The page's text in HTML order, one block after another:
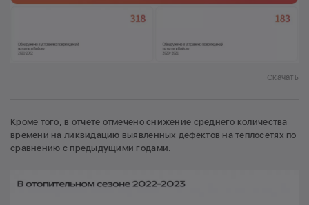
Скачать
Кроме того, в отчете отмечено снижение среднего количества
времени на ликвидацию выявленных дефектов на теплосетях по
сравнению с предыдущими годами.